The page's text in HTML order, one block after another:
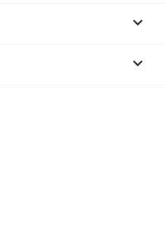

keyboard_arrow_down